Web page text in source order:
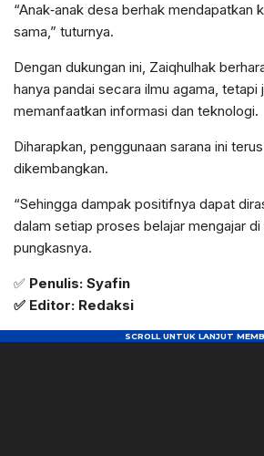
“Anak‑anak desa berhak mendapatkan
sama,” tuturnya.
Dengan dukungan ini, Zaiqhulhak
hanya pandai secara ilmu agama, tetapi
memanfaatkan informasi dan teknologi.
Diharapkan, penggunaan sarana ini
dikembangkan.
“Sehingga dampak positifnya dapat
dalam setiap proses belajar mengajar di
pungkasnya.
✅ Penulis: Syafin
✅ Editor: Redaksi